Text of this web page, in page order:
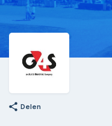
share Delen